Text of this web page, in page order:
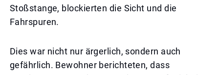
Stoßstange, blockierten die Sicht und die
Fahrspuren.
Dies war nicht nur ärgerlich, sondern auch
gefährlich. Bewohner berichteten, dass